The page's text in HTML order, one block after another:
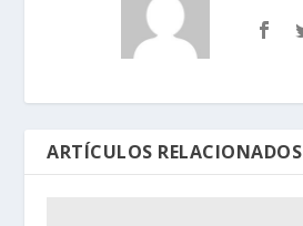
ARTÍCULOS RELACIONADOS